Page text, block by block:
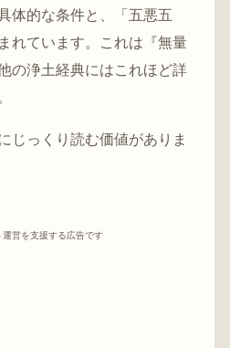
体的な条件と、「五悪五
れています。これは『無量
の浄土経典にはこれほど詳
じっくり読む価値がありま
運営を支援する広告です